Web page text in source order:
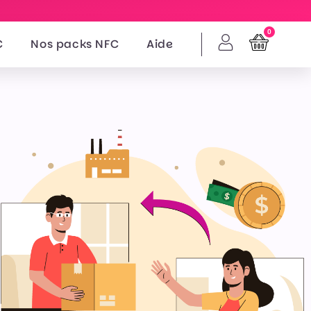
Nos packs NFC Aide
0